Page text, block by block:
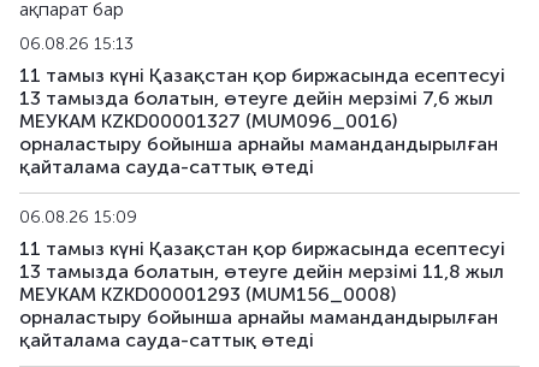
ақпарат бар
06.08.26 15:13
11 тамыз күні Қазақстан қор биржасында есептесуі
13 тамызда болатын, өтеуге дейін мерзімі 7,6 жыл
МЕУКАМ KZKD00001327 (MUM096_0016)
орналастыру бойынша арнайы мамандандырылған
қайталама сауда-саттық өтеді
06.08.26 15:09
11 тамыз күні Қазақстан қор биржасында есептесуі
13 тамызда болатын, өтеуге дейін мерзімі 11,8 жыл
МЕУКАМ KZKD00001293 (MUM156_0008)
орналастыру бойынша арнайы мамандандырылған
қайталама сауда-саттық өтеді